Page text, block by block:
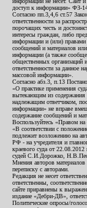
доступ к информации» ФЗ-
Согласно пп.3,4,6 ст.57
ответственности за
порочащих честь и
интересы граждан, либо
информации и (или)
сообщений и материалов
информации (а также
общественных организаций
ответственности за данное
массовой информации».
Согласно абз.3, п.13
«О практике применения
вытекающим из содержания
надлежащим ответчиком,
информации» не вправе
содержание сообщений и
Воспользуйтесь «Правом
«В соответствии с
подлежит возложению на
РФ - на учредителя и
краевого суда от
судей С.И.Дорожко,
Мнения авторов материалов
переписку с авторами.
Редакция не несет
ответственны,
сайте приравнены к
издание «Дебри-ДВ»,
Политические опросы/